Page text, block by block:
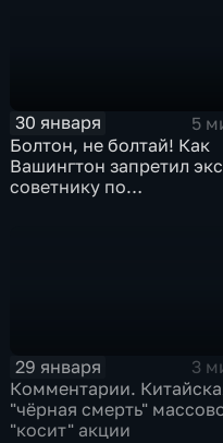
30 января
5
Болтон, не болтай! Как
Вашингтон запретил
советнику по
29 января
3
Комментарии.
"чёрная смерть"
"косит" акции